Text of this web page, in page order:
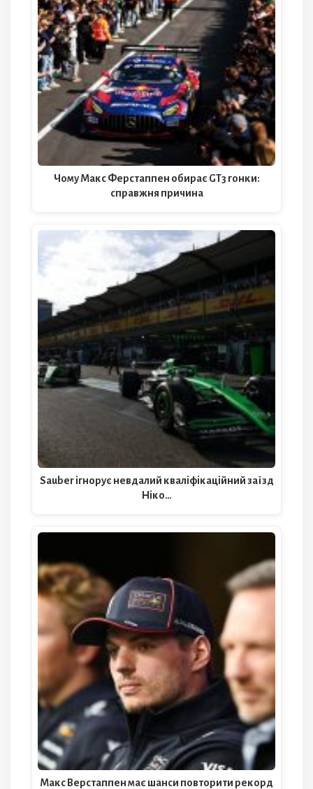
Чому Макс Ферстаппен обирає GT3 гонки:
справжня причина
Sauber ігнорує невдалий кваліфікаційний заїзд
Ніко…
Макс Верстаппен має шанси повторити рекорд